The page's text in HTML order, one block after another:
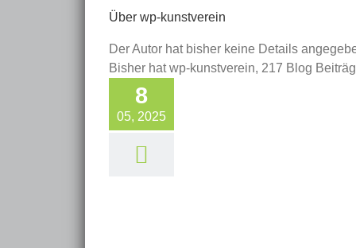
Über wp-kunstverein
Der Autor hat bisher keine Details
Bisher hat wp-kunstverein, 217 Blog
8
05, 2025